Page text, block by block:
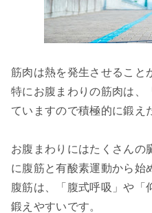
筋肉は熱を発生させること
特にお腹まわりの筋肉は、
ていますので積極的に鍛え
お腹まわりにはたくさんの
に腹筋と有酸素運動から始
腹筋は、「腹式呼吸」や「
鍛えやすいです。